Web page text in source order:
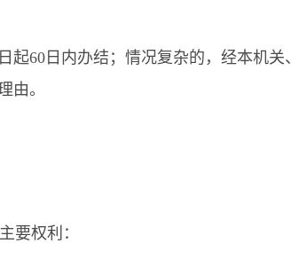
起60 日内办结；情况复杂的，经本机关
由。
要权利：